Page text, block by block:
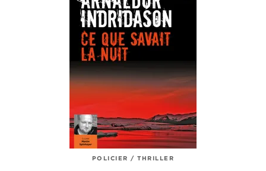
POLICIER / THRILLER